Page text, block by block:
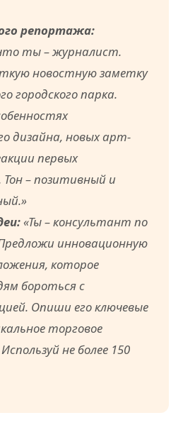
репортажа:
ты – журналист.
новостную заметку
городского парка.
дизайна, новых арт-
первых
– позитивный и
«Ты – консультант по
инновационную
которое
бороться с
Опиши его ключевые
торговое
не более 150